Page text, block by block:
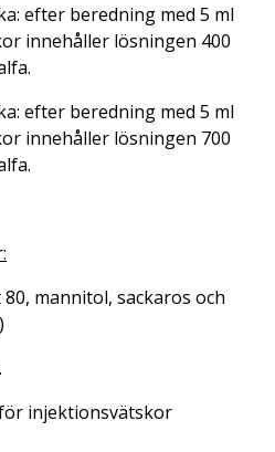
efter beredning med 5 ml
innehåller lösningen 400
efter beredning med 5 ml
innehåller lösningen 700
mannitol, sackaros och
injektionsvätskor